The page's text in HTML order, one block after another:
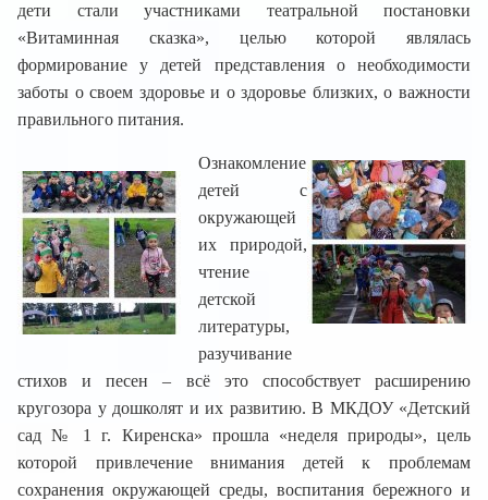
дети стали участниками театральной постановки
«Витаминная сказка», целью которой являлась
формирование у детей представления о необходимости
заботы о своем здоровье и о здоровье близких, о важности
правильного питания.
Ознакомление
детей с
окружающей
их природой,
чтение
детской
литературы,
разучивание
стихов и песен – всё это способствует расширению
кругозора у дошколят и их развитию. В МКДОУ «Детский
сад № 1 г. Киренска» прошла «неделя природы», цель
которой привлечение внимания детей к проблемам
сохранения окружающей среды, воспитания бережного и